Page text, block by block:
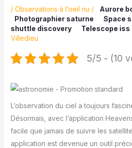
/ Observations à l’oeil nu /
Aurore
Photographier saturne
Space
shuttle discovery
Telescope iss
Villedieu
5/5 - (10
L’observation du ciel a toujours
Désormais, avec l’application
facile que jamais de suivre les
application est devenue un outil